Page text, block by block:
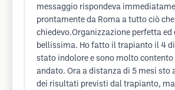
messaggio rispondeva
prontamente da Roma a tutto ciò
chiedevo.Organizzazione perfetta ed
bellissima. Ho fatto il trapianto il 4
stato indolore e sono molto contento
andato. Ora a distanza di 5 mesi sto
dei risultati previsti dal trapianto,